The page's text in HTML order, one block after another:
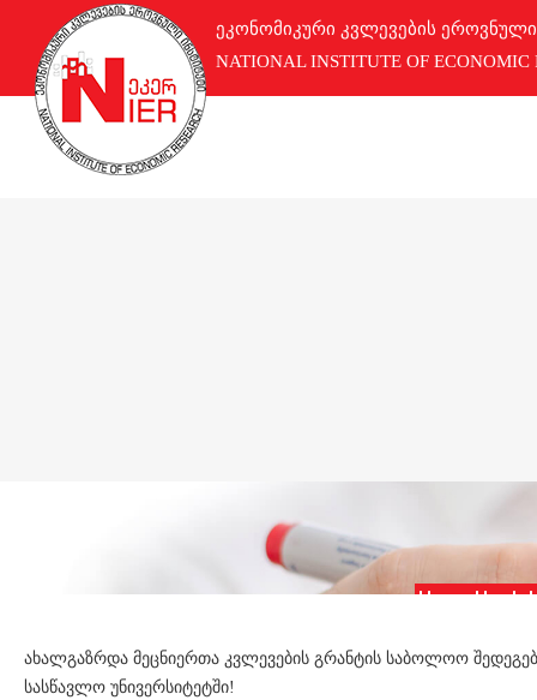
ეკონომიკური კვლევების
NATIONAL INSTITUTE OF ECONOMIC
სხვადასხვა
ახალგაზრდა მეცნიერთა კვლევების გრანტის საბოლოო
სასწავლო უნივერსიტეტში!